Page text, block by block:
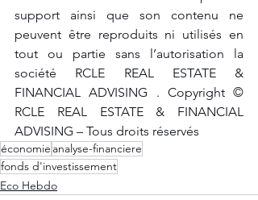
support ainsi que son contenu ne
peuvent être reproduits ni utilisés en
tout ou partie sans l’autorisation la
société RCLE REAL ESTATE &
FINANCIAL ADVISING . Copyright ©
RCLE REAL ESTATE & FINANCIAL
ADVISING – Tous droits réservés
économie analyse-financiere
fonds d'investissement
Eco Hebdo